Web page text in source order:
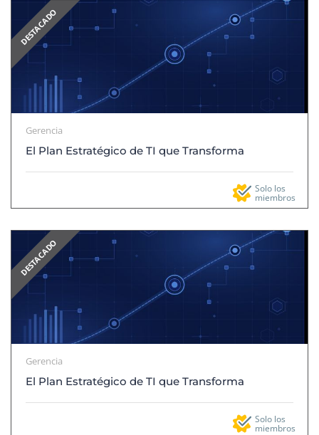
DESTACADO
Gerencia
El Plan Estratégico de TI que Transforma
Solo los
miembros
DESTACADO
Gerencia
El Plan Estratégico de TI que Transforma
Solo los
miembros